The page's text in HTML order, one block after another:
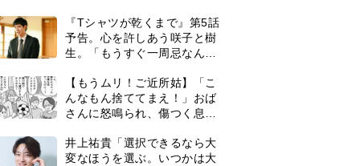
『Tシャツが乾くまで』第5話
予告。心を許しあう咲子と樹
生。「もうすぐ一周忌なんで
レあり＞
【もうムリ！ご近所姑】「こ
んなもん捨ててまえ！」おば
さんに怒鳴られ、傷つく息
【第3話】
井上祐貴「選択できるなら大
変なほうを選ぶ。いつかは大